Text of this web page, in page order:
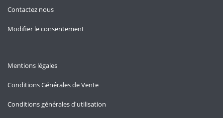
Contactez nous
Modifier le consentement
Mentions légales
Conditions Générales de Vente
Conditions générales d'utilisation